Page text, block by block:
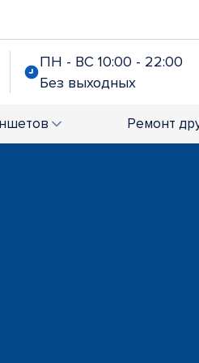
ПН - ВС 10:00 - 22:00
Без выходных
Ремонт